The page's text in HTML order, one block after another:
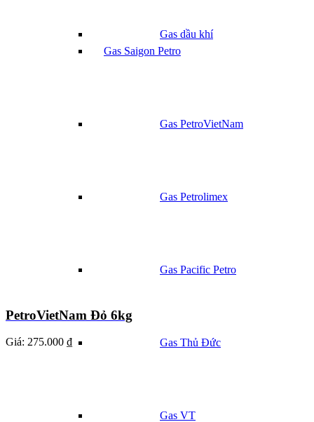
Gas dầu khí
Gas Saigon Petro
Gas PetroVietNam
Gas Petrolimex
Gas Pacific Petro
Gas Thủ Đức
Gas VT
PetroVietNam Đỏ 6kg
Giá: 275.000 ₫